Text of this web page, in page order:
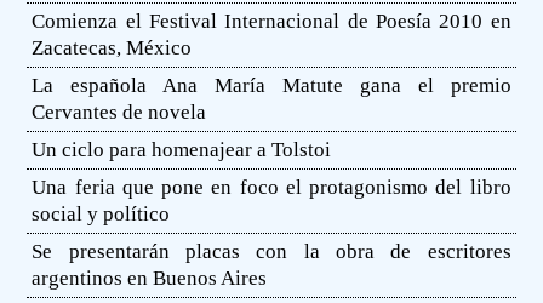
Comienza el Festival Internacional de Poesía 2010 en
Zacatecas, México
La española Ana María Matute gana el premio
Cervantes de novela
Un ciclo para homenajear a Tolstoi
Una feria que pone en foco el protagonismo del libro
social y político
Se presentarán placas con la obra de escritores
argentinos en Buenos Aires